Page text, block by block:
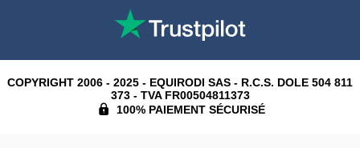
COPYRIGHT 2006 - 2025 - EQUIRODI SAS - R.C.S. DOLE 504 811
373 - TVA FR00504811373
100% PAIEMENT SÉCURISÉ